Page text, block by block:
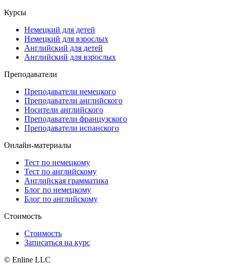
Курсы
Немецкий для детей
Немецкий для взрослых
Английский для детей
Английский для взрослых
Преподаватели
Преподаватели немецкого
Преподаватели английского
Носители английского
Преподаватели французского
Преподаватели испанского
Онлайн-материалы
Тест по немецкому
Тест по английскому
Английская грамматика
Блог по немецкому
Блог по английскому
Стоимость
Стоимость
Записаться на курс
© Enline LLC